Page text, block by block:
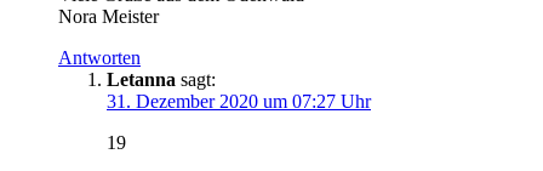
Nora Meister
Antworten
Letanna sagt:
31. Dezember 2020 um 07:27 Uhr
19